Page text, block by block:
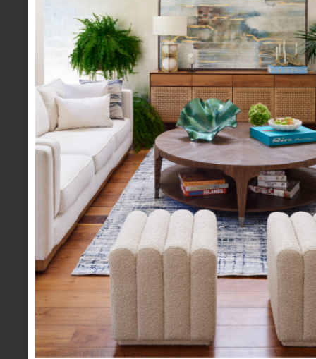
BIENVENIDA, ZASH: UNA
NUEVA MANERA DE VIVIR
LA MESA LLEGA A CASA
PALACIO.
mesa y cocina
august 05 2026